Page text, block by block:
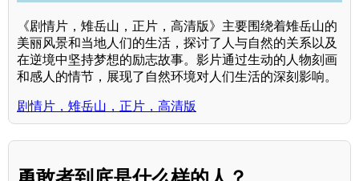
《剧情片，雉岳山，正片，高清版》主要围绕着雉岳山的
美丽风景和当地人们的生活，探讨了人与自然的关系以及
在逆境中坚持梦想的励志故事。影片通过生动的人物刻画
和感人的情节，展现了自然环境对人们生活的深刻影响。
剧情片，雉岳山，正片，高清版